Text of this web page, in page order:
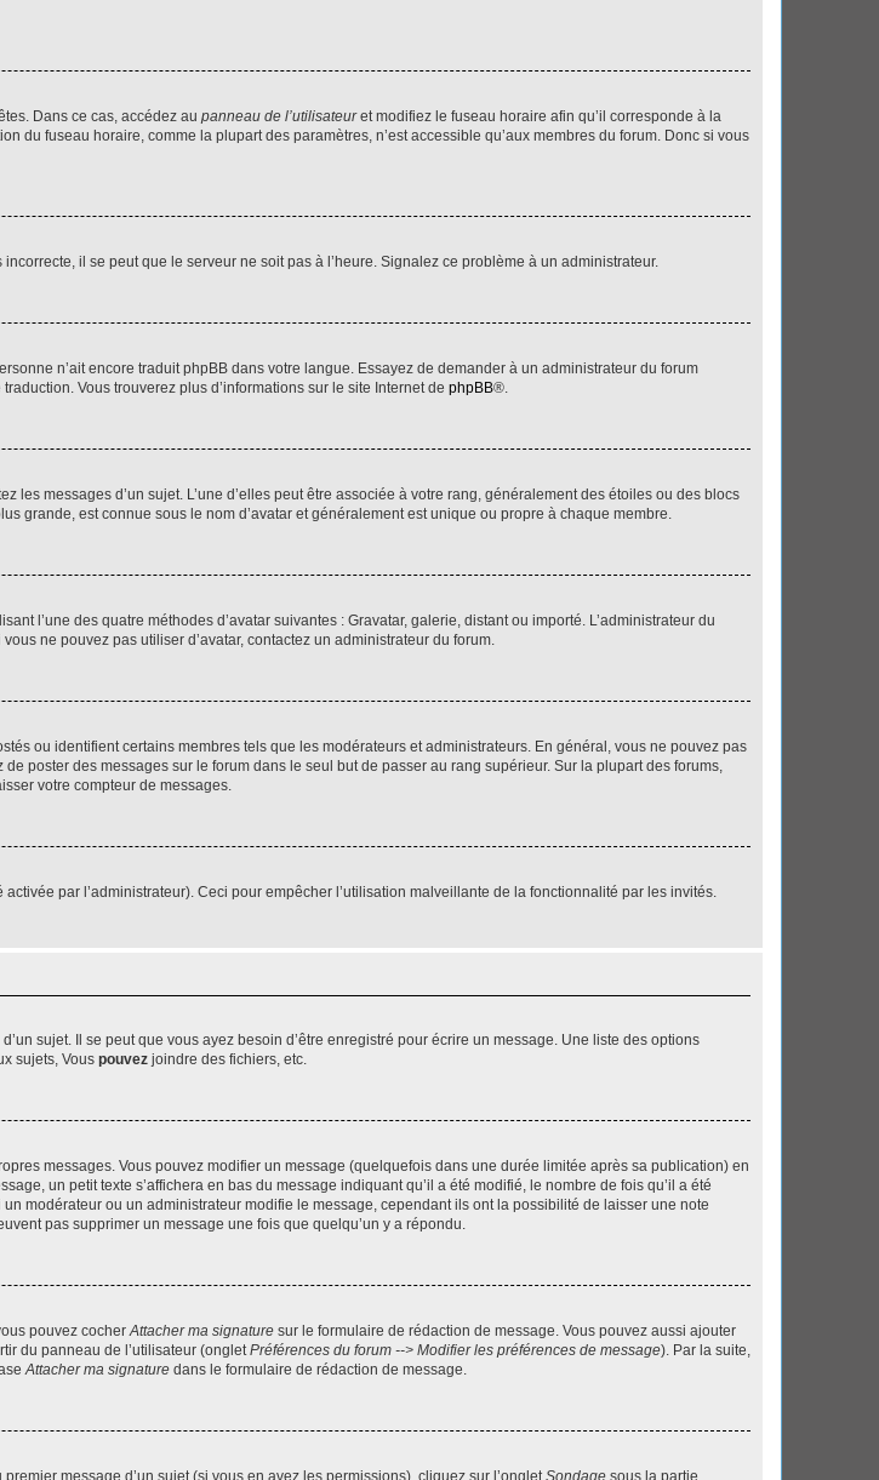
Dans ce cas, accédez au panneau de l’utilisateuret modifiez le fuseau horaire afin qu’il corresponde à la
du fuseau horaire, comme la plupart des paramètres, n’est accessible qu’aux membres du forum. Donc si vous
il se peut que le serveur ne soit pas à l’heure. Signalez ce problème à un administrateur.
n’ait encore traduit phpBB dans votre langue. Essayez de demander à un administrateur du forum
Vous trouverez plus d’informations sur le site Internet de phpBB®.
les messages d’un sujet. L’une d’elles peut être associée à votre rang, généralement des étoiles ou des blocs
grande, est connue sous le nom d’avatar et généralement est unique ou propre à chaque membre.
l’une des quatre méthodes d’avatar suivantes : Gravatar, galerie, distant ou importé. L’administrateur du
ne pouvez pas utiliser d’avatar, contactez un administrateur du forum.
ou identifient certains membres tels que les modérateurs et administrateurs. En général, vous ne pouvez pas
poster des messages sur le forum dans le seul but de passer au rang supérieur. Sur la plupart des forums,
votre compteur de messages.
par l’administrateur). Ceci pour empêcher l’utilisation malveillante de la fonctionnalité par les invités.
sujet. Il se peut que vous ayez besoin d’être enregistré pour écrire un message. Une liste des options
sujets, Vous pouvez joindre des fichiers, etc.
messages. Vous pouvez modifier un message (quelquefois dans une durée limitée après sa publication) en
un petit texte s’affichera en bas du message indiquant qu’il a été modifié, le nombre de fois qu’il a été
modérateur ou un administrateur modifie le message, cependant ils ont la possibilité de laisser une note
pas supprimer un message une fois que quelqu’un y a répondu.
pouvez cocherAttacher ma signature sur le formulaire de rédaction de message. Vous pouvez aussi ajouter
du panneau de l’utilisateur (ongletPréférences du forum --> Modifier les préférences de message). Par la suite,
Attacher ma signature dans le formulaire de rédaction de message.
message d’un sujet (si vous en avez les permissions), cliquez sur l’onglet Sondage sous la partie